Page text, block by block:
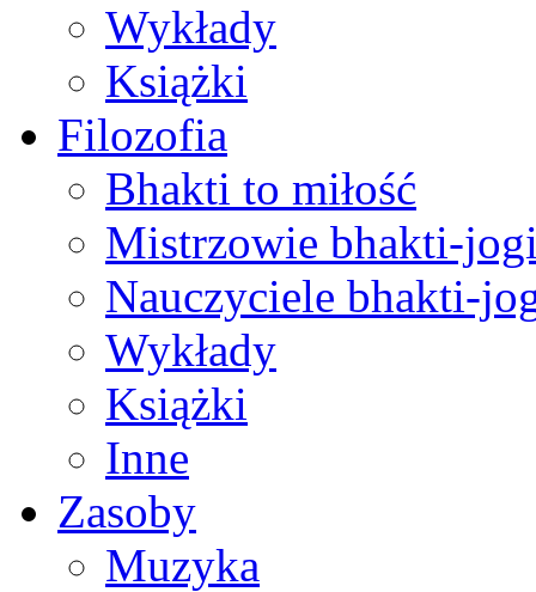
Wykłady
Książki
Filozofia
Bhakti to miłość
Mistrzowie bhakti-
Nauczyciele bhakti-
Wykłady
Książki
Inne
Zasoby
Muzyka